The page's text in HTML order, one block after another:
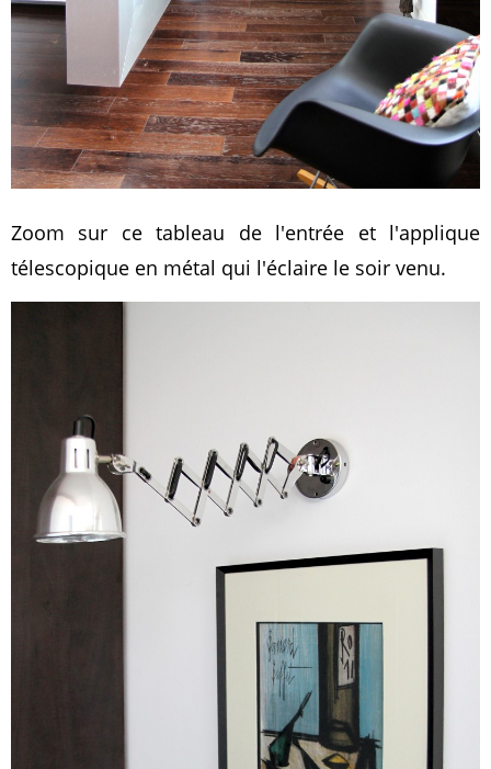
Zoom sur ce tableau de l'entrée et l'applique
télescopique en métal qui l'éclaire le soir venu.